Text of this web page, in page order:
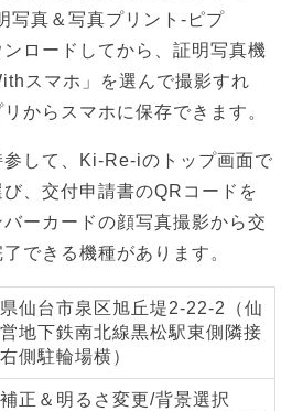
写真＆写真プリント-ピプ
ロードしてから、証明写真機
スマホ」を選んで撮影すれ
からスマホに保存できます。
参して、Ki-Re-iのトップ画面で
び、交付申請書のQRコードを
ーカードの顔写真撮影から交
できる機種があります。
仙台市泉区旭丘堤2-22-2（仙
地下鉄南北線黒松駅東側隣接
側駐輪場横）
補正＆明るさ変更/背景選択